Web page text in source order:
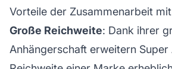
Vorteile der Zusammenarbeit
Große Reichweite: Dank ihrer
Anhängerschaft erweitern Super